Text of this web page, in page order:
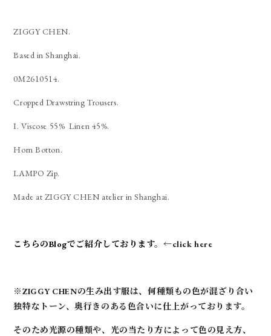
ZIGGY CHEN.
Based in Shanghai.
0M2610514.
Cropped Drawstring Trousers.
I. Viscose 55% Linen 45%.
Horn Botton.
LAMPO Zip.
Made at ZIGGY CHEN atelier in Shanghai.
こちらのBlogでご紹介しております。←click here
※ZIGGY CHENの生み出す服は、何種類もの色が混ざり合い
独特なトーン、奥行きのある色合いに仕上がっております。
そのため光源の種類や、光の当たり方によって色の見え方、